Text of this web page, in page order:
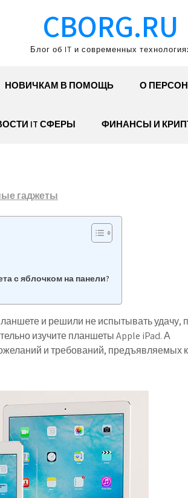
CBORG.RU
Блог об IT и современных
НОВИЧКАМ В ПОМОЩЬ О
IT СФЕРЫ ФИНАНСЫ И
гаджеты
с яблочком на панели?
и решили не испытывать удачу,
изучите планшеты Apple iPad. А
и требований, предъявляемых к